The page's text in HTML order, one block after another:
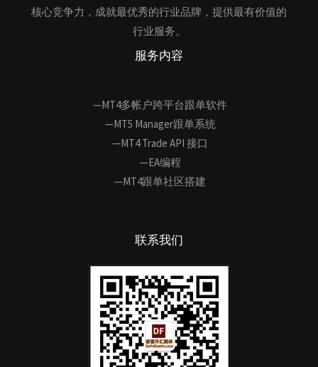
核心竞争力，成就最优秀的行业品牌，提供最有价值的
行业服务。
服务内容
—MT4多帐户跨平台跟单软件
—MT5 Manager跟单系统
—MT4 Trade API 接口
—EA编程
—MT4跟单社区搭建
联系我们